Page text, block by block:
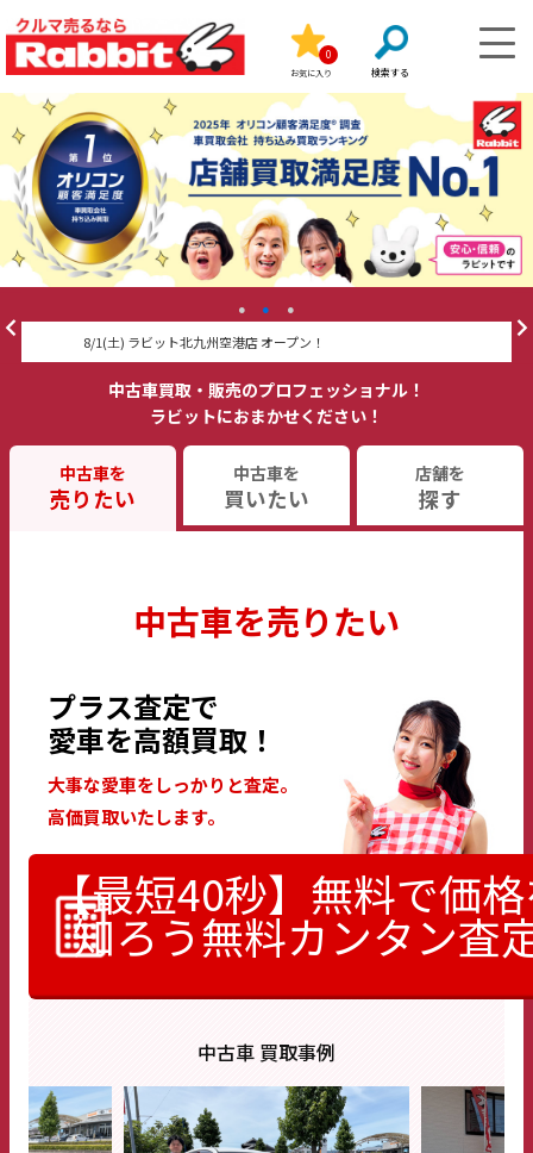
お気に入り
0
8/1(土) ラビット北九州空港店 オープン！ ラ
中古車買取・販売のプロフェッショナル！
ラビットにおまかせください！
中古車を
売りたい
中古車を
買いたい
店舗を
探す
中古車を売りたい
プラス査定で
愛車を高額買取！
大事な愛車をしっかりと査定。
高価買取いたします。
【最短40秒】無料で価
知ろう無料カンタン査
中古車 買取事例